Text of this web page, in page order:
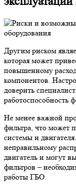
Другим риском
которая может
повышенному
компонентов.
доверить
работоспособность
Не менее важной
фильтра, что может
системы и
неправильному
двигатель и могут
фильтров –
работы ГБО.